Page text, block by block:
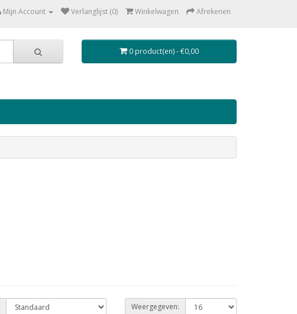
Mijn Account Verlanglijst (0) Winkelwagen Afrekenen
0 product(en) - €0,00
Weergegeven: